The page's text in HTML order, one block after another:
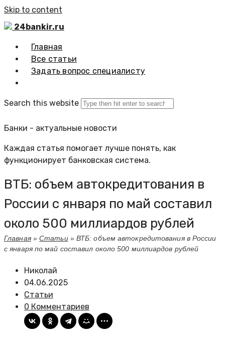
Skip to content
24bankir.ru
Главная
Все статьи
Задать вопрос специалисту
Search this website
Банки - актуальные новости
Каждая статья помогает лучше понять, как
функционирует банковская система.
ВТБ: объем автокредитования в
России с января по май составил
около 500 миллиардов рублей
Главная»Статьи» ВТБ: объем автокредитования в России
с января по май составил около 500 миллиардов рублей
Николай
04.06.2025
Статьи
0 Комментариев